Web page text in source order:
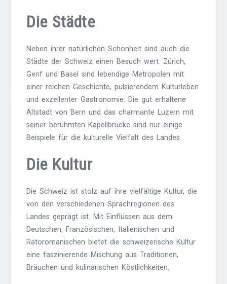
Die Städte
Neben ihrer natürlichen Schönheit sind auch die
Städte der Schweiz einen Besuch wert. Zürich,
Genf und Basel sind lebendige Metropolen mit
einer reichen Geschichte, pulsierendem Kulturleben
und exzellenter Gastronomie. Die gut erhaltene
Altstadt von Bern und das charmante Luzern mit
seiner berühmten Kapellbrücke sind nur einige
Beispiele für die kulturelle Vielfalt des Landes.
Die Kultur
Die Schweiz ist stolz auf ihre vielfältige Kultur, die
von den verschiedenen Sprachregionen des
Landes geprägt ist. Mit Einflüssen aus dem
Deutschen, Französischen, Italienischen und
Rätoromanischen bietet die schweizerische Kultur
eine faszinierende Mischung aus Traditionen,
Bräuchen und kulinarischen Köstlichkeiten.